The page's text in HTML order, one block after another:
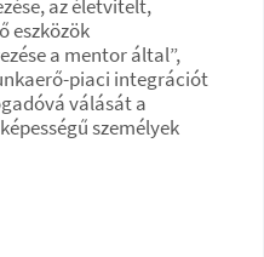
az életvitelt,
eszközök
a mentor által”,
piaci integrációt
válását a
személyek